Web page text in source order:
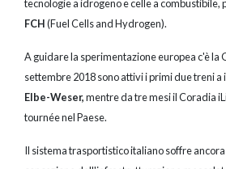
tecnologie a idrogeno e celle a
FCH(Fuel Cells and Hydrogen).
A guidare la sperimentazione europea c'è la
settembre 2018 sono attivi i primi due treni
Elbe-Weser,mentre da tre mesi il Coradia
tournée nel Paese.
Il sistema trasportistico italiano soffre